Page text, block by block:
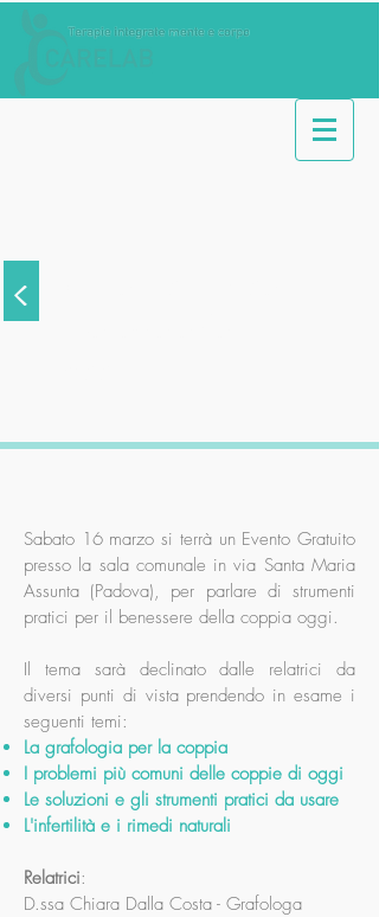
<
Sabato 16 marzo si terrà un Evento Gratuito
presso la sala comunale in via Santa Maria
Assunta (Padova), per parlare di strumenti
pratici per il benessere della coppia oggi.
Il tema sarà declinato dalle relatrici da
diversi punti di vista prendendo in esame i
seguenti temi:
La grafologia per la coppia
I problemi più comuni delle coppie di oggi
Le soluzioni e gli strumenti pratici da usare
L'infertilità e i rimedi naturali
Relatrici:
D.ssa Chiara Dalla Costa - Grafologa